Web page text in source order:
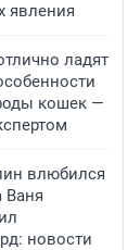
явления
ладят
кошек —
влюбился
Ваня
новости